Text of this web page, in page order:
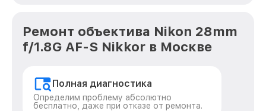
Ремонт объектива Nikon 28mm
f/1.8G AF-S Nikkor в Москве
Полная диагностика
Определим проблему абсолютно
бесплатно, даже при отказе от ремонта.